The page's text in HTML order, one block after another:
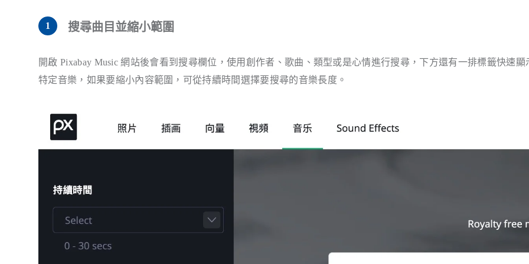
搜尋曲目並縮小範圍
開啟 Pixabay Music 網站後會看到搜尋欄位，使用創作者、歌曲、類型或是心情進行搜尋，下方還有一排標籤快速顯
特定音樂，如果要縮小內容範圍，可從持續時間選擇要搜尋的音樂長度。